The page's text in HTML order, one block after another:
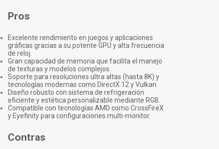
Pros
Excelente rendimiento en juegos y aplicaciones
gráficas gracias a su potente GPU y alta frecuencia
de reloj.
Gran capacidad de memoria que facilita el manejo
de texturas y modelos complejos.
Soporte para resoluciones ultra altas (hasta 8K) y
tecnologías modernas como DirectX 12 y Vulkan.
Diseño robusto con sistema de refrigeración
eficiente y estética personalizable mediante RGB.
Compatible con tecnologías AMD como CrossFireX
y Eyefinity para configuraciones multi-monitor.
Contras